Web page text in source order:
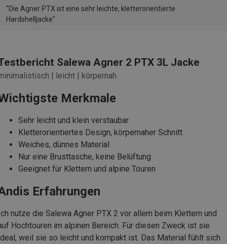
"Die Agner PTX ist eine sehr leichte, kletterorientierte
Hardshelljacke"
Salewa Agner 2 PTX 3L Jacke
| leicht | körpernah
Merkmale
Sehr leicht und klein verstaubar
Kletterorientiertes Design, körpernaher Schnitt
Weiches, dünnes Material
Nur eine Brusttasche, keine Belüftung
Geeignet für Klettern und alpine Touren
Erfahrungen
nutze die Salewa Agner PTX 2 vor allem beim Klettern und
Hochtouren im alpinen Bereich. Für diesen Zweck ist sie
weil sie so leicht und kompakt ist. Das Material fühlt sich